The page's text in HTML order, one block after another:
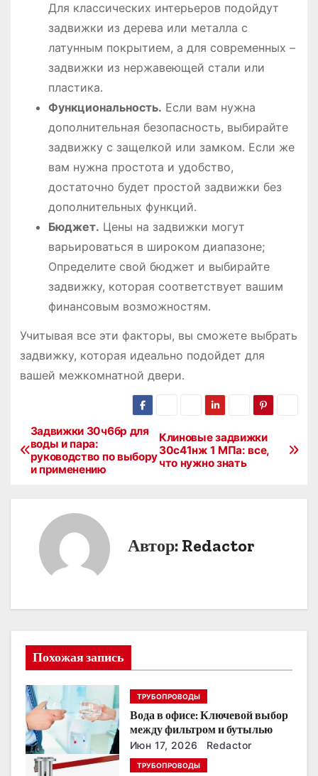
Для классических интерьеров подойдут
задвижки из дерева или металла с
латунным покрытием, а для современных –
задвижки из нержавеющей стали или
пластика․
Функциональность․ Если вам нужна
дополнительная безопасность, выбирайте
задвижку с защелкой или замком․ Если же
вам нужна простота и удобство,
достаточно будет простой задвижки без
дополнительных функций․
Бюджет․ Цены на задвижки могут
варьироваться в широком диапазоне;
Определите свой бюджет и выбирайте
задвижку, которая соответствует вашим
финансовым возможностям․
Учитывая все эти факторы, вы сможете выбрать
задвижку, которая идеально подойдет для
вашей межкомнатной двери․
Н
ц
я
п
о
з
Клиновые задвижки
30с41нж 1 МПа: все,
что нужно знать
Задвижки 30ч6бр для
воды и пара:
руководство по выбору
и применению
Автор: Redactor
Похожая запись
ТРУБОПРОВОДЫ
Вода в офисе: Ключевой выбор
между фильтром и бутылью
Июн 17, 2026 Redactor
ТРУБОПРОВОДЫ